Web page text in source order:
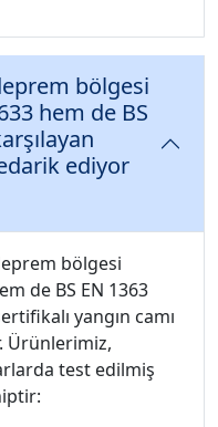
bölgesi
hem de BS
ediyor
bölgesi
de BS EN 1363
yangın camı
Ürünlerimiz,
test edilmiş